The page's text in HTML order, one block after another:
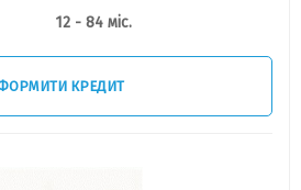
12 - 84 міс.
КРЕДИТ